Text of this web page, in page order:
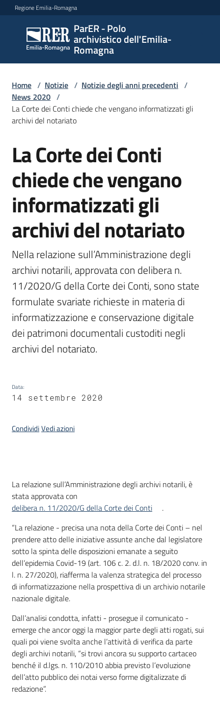
Vai al contenuto
Vai alla navigazione
Vai al footer
Regione Emilia-Romagna
ParER - Polo
archivistico dell'Emilia-
Romagna
ParER -
Polo
archivistico
Romagna
Polo
Archivio
storico
Conservazione
Argomenti
Contatti
su
Home / Notizie / Notizie degli anni precedenti /
News 2020 /
La Corte dei Conti chiede che vengano informatizzati gli
archivi del notariato
Salta al contenuto
La Corte dei Conti
chiede che vengano
informatizzati gli
archivi del notariato
Nella relazione sull’Amministrazione degli
archivi notarili, approvata con delibera n.
11/2020/G della Corte dei Conti, sono state
formulate svariate richieste in materia di
informatizzazione e conservazione digitale
dei patrimoni documentali custoditi negli
archivi del notariato.
Data:
14 settembre 2020
CondividiVedi azioni
Introduzione
La relazione sull’Amministrazione degli archivi notarili, è
stata approvata con
delibera n. 11/2020/G della Corte dei Conti
.
“La relazione - precisa una nota della Corte dei Conti – nel
prendere atto delle iniziative assunte anche dal legislatore
sotto la spinta delle disposizioni emanate a seguito
dell’epidemia Covid-19 (art. 106 c. 2. d.l. n. 18/2020 conv. in
l. n. 27/2020), riafferma la valenza strategica del processo
di informatizzazione nella prospettiva di un archivio notarile
nazionale digitale.
Dall’analisi condotta, infatti - prosegue il comunicato -
emerge che ancor oggi la maggior parte degli atti rogati, sui
quali poi viene svolta anche l’attività di verifica da parte
degli archivi notarili, “si trovi ancora su supporto cartaceo
benché il d.lgs. n. 110/2010 abbia previsto l’evoluzione
dell’atto pubblico dei notai verso forme digitalizzate di
redazione”.